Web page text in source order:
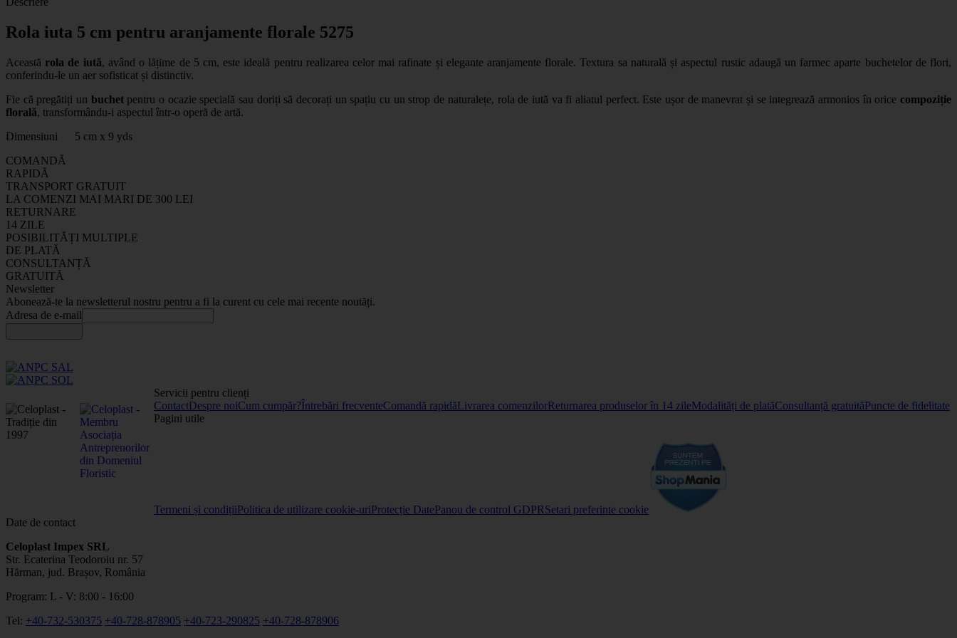
Rola iuta 5 cm pentru aranjamente florale 5275
Această rola de iută, având o lățime de 5 cm, este ideală pentru realizarea celor mai rafinate și elegante aranjamente florale. Textura sa naturală și aspectul rustic adaugă un farmec aparte buchetelor de flori,
conferindu-le un aer sofisticat și distinctiv.
Fie că pregătiți un buchetpentru o ocazie specială sau doriți să decorați un spațiu cu un strop de naturalețe, rola de iută va fi aliatul perfect. Este ușor de manevrat și se integrează armonios în orice compoziție
florală, transformându-i aspectul într-o operă de artă.
Dimensiuni 5 cm x 9 yds
COMANDĂ
RAPIDĂ
TRANSPORT GRATUIT
LA COMENZI MAI MARI DE 300 LEI
RETURNARE
14 ZILE
POSIBILITĂȚI MULTIPLE
DE PLATĂ
CONSULTANȚĂ
GRATUITĂ
Newsletter
Abonează-te la newsletterul nostru pentru a fi la curent cu cele mai recente noutăți.
Adresa de e-mail
Servicii pentru clienți
ContactDespre noiCum cumpăr?Întrebări frecventeComandă rapidăLivrarea comenzilorReturnarea produselor în 14 zileModalități de platăConsultanță gratuităPuncte de fidelitate
Pagini utile
Termeni și condițiiPolitica de utilizare cookie-uriProtecție DatePanou de control GDPRSetari preferinte cookie
Date de contact
Celoplast Impex SRL
Str. Ecaterina Teodoroiu nr. 57
Hărman, jud. Brașov, România
Program: L - V: 8:00 - 16:00
Tel: +40-732-530375 +40-728-878905 +40-723-290825 +40-728-878906